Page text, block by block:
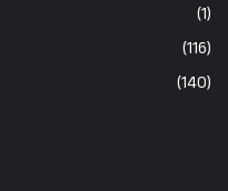
(1)
(116)
(140)